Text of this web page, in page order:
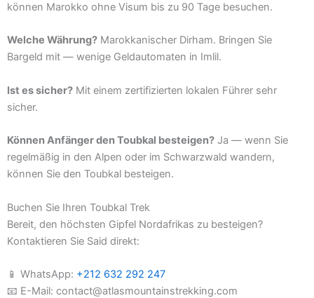
können Marokko ohne Visum bis zu 90 Tage besuchen.
Welche Währung? Marokkanischer Dirham. Bringen Sie
Bargeld mit — wenige Geldautomaten in Imlil.
Ist es sicher? Mit einem zertifizierten lokalen Führer sehr
sicher.
Können Anfänger den Toubkal besteigen? Ja — wenn Sie
regelmäßig in den Alpen oder im Schwarzwald wandern,
können Sie den Toubkal besteigen.
Buchen Sie Ihren Toubkal Trek
Bereit, den höchsten Gipfel Nordafrikas zu besteigen?
Kontaktieren Sie Said direkt:
📱 WhatsApp: +212 632 292 247
📧 E-Mail: contact@atlasmountainstrekking.com